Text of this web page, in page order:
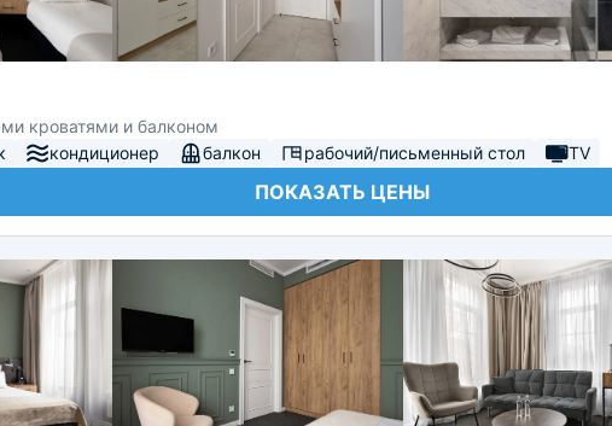
кроватями и балконом
кондиционер балкон рабочий/письменный стол TV
ПОКАЗАТЬ ЦЕНЫ